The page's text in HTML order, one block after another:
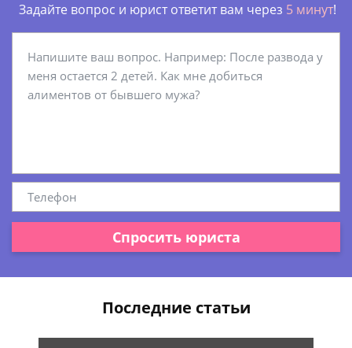
Задайте вопрос и юрист ответит вам через 5 минут!
Спросить юриста
Последние статьи